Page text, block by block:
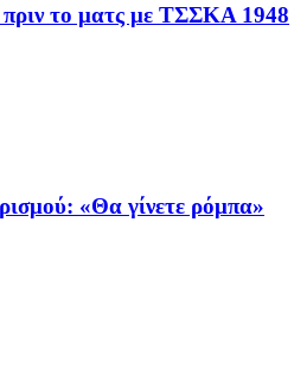
το ματς με ΤΣΣΚΑ 1948
«Θα γίνετε ρόμπα»